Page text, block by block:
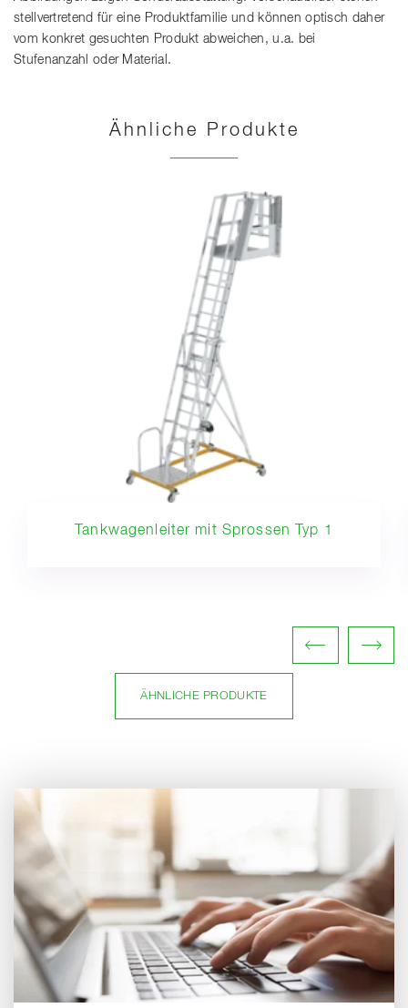
stellvertretend für eine Produktfamilie und können optisch daher
vom konkret gesuchten Produkt abweichen, u.a. bei
Stufenanzahl oder Material.
Ähnliche Produkte
Tankwagenleiter mit Sprossen Typ 1
ÄHNLICHE PRODUKTE